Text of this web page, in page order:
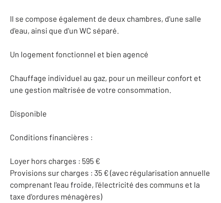
Il se compose également de deux chambres, d'une salle
d'eau, ainsi que d'un WC séparé.
Un logement fonctionnel et bien agencé
Chauffage individuel au gaz, pour un meilleur confort et
une gestion maîtrisée de votre consommation.
Disponible
Conditions financières :
Loyer hors charges : 595 €
Provisions sur charges : 35 € (avec régularisation annuelle
comprenant l'eau froide, l'électricité des communs et la
taxe d'ordures ménagères)